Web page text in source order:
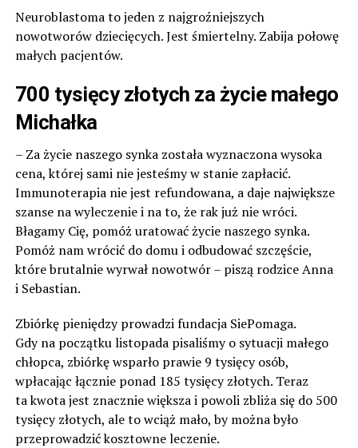
Neuroblastoma to jeden z najgroźniejszych
nowotworów dziecięcych. Jest śmiertelny. Zabija połowę
małych pacjentów.
700 tysięcy złotych za życie małego
Michałka
– Za życie naszego synka została wyznaczona wysoka
cena, której sami nie jesteśmy w stanie zapłacić.
Immunoterapia nie jest refundowana, a daje największe
szanse na wyleczenie i na to, że rak już nie wróci.
Błagamy Cię, pomóż uratować życie naszego synka.
Pomóż nam wrócić do domu i odbudować szczęście,
które brutalnie wyrwał nowotwór – piszą rodzice Anna
i Sebastian.
Zbiórkę pieniędzy prowadzi fundacja SiePomaga.
Gdy na początku listopada pisaliśmy o sytuacji małego
chłopca, zbiórkę wsparło prawie 9 tysięcy osób,
wpłacając łącznie ponad 185 tysięcy złotych. Teraz
ta kwota jest znacznie większa i powoli zbliża się do 500
tysięcy złotych, ale to wciąż mało, by można było
przeprowadzić kosztowne leczenie.